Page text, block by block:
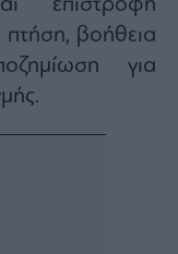
βοήθεια
για